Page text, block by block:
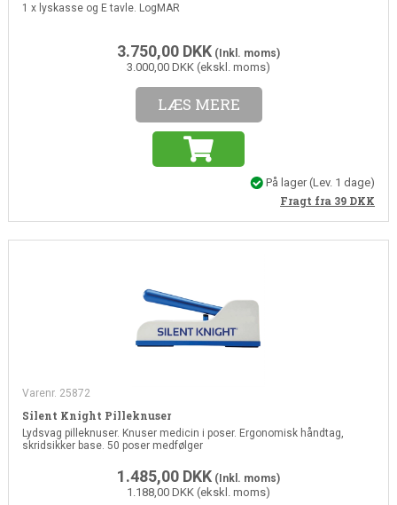
1 x lyskasse og E tavle. LogMAR
3.750,00 DKK (Inkl. moms)
3.000,00 DKK (ekskl. moms)
LÆS MERE
På lager(Lev. 1 dage)
Fragt fra 39 DKK
Varenr. 25872
Silent Knight Pilleknuser
Lydsvag pilleknuser. Knuser medicin i poser. Ergonomisk håndtag,
skridsikker base. 50 poser medfølger
1.485,00 DKK (Inkl. moms)
1.188,00 DKK (ekskl. moms)